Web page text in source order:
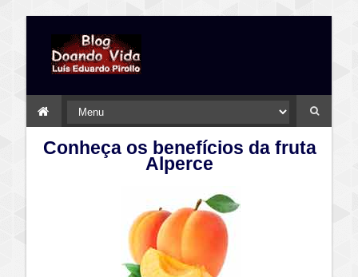
Conheça os benefícios da fruta
Alperce